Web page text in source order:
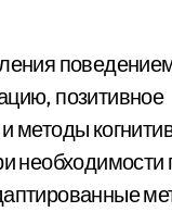
позитивное
методы